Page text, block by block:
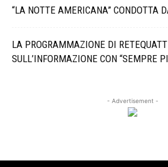
“LA NOTTE AMERICANA” CONDOTTA
LA PROGRAMMAZIONE DI
SULL’INFORMAZIONE CON “SEMPRE
- Advertisement -